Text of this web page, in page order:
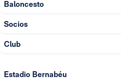
Baloncesto
Socios
Club
Estadio Bernabéu